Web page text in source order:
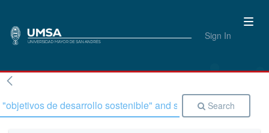
Sign In
Search